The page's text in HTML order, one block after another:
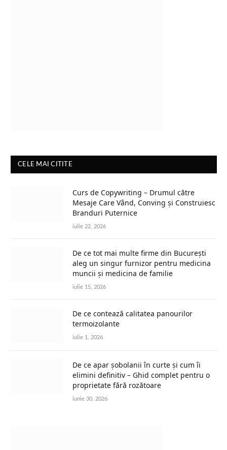
CELE MAI CITITE
Curs de Copywriting – Drumul către
Mesaje Care Vând, Conving și Construiesc
Branduri Puternice
iulie 22, 2026
De ce tot mai multe firme din București
aleg un singur furnizor pentru medicina
muncii și medicina de familie
iulie 15, 2026
De ce contează calitatea panourilor
termoizolante
iulie 1, 2026
De ce apar șobolanii în curte și cum îi
elimini definitiv – Ghid complet pentru o
proprietate fără rozătoare
iunie 30, 2026